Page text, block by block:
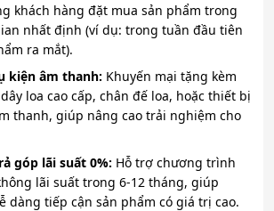
khách hàng đặt mua sản phẩm trong
nhất định (ví dụ: trong tuần đầu tiên
ra mắt).
kiện âm thanh: Khuyến mại tặng kèm
loa cao cấp, chân đế loa, hoặc thiết bị
thanh, giúp nâng cao trải nghiệm cho
góp lãi suất 0%: Hỗ trợ chương trình
lãi suất trong 6-12 tháng, giúp
dàng tiếp cận sản phẩm có giá trị cao.